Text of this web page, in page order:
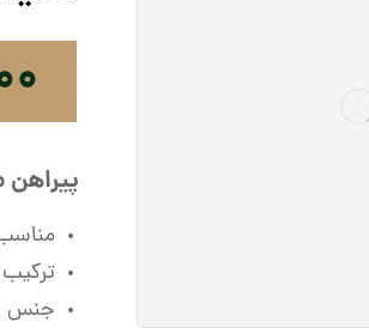
پیراهن
جنس